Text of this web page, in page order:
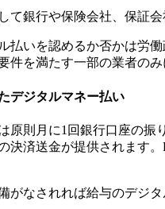
て銀行や保険会社、保証
払いを認めるか否かは労
件を満たす一部の業者のみ
デジタルマネー払い
原則月に1回銀行口座の
決済送金が提供されます
がなされれば給与のデジ